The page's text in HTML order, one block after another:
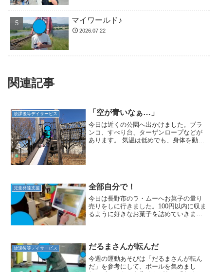
マイワールド♪
2026.07.22
関連記事
放課後等デイサービス 「空が青いなぁ…」
今日は近くの公園へ出かけました。ブラ
ンコ、すべり台、ターザンロープなどが
あります。 気温は低めでも、身体を動か
児童発達支援 全部自分で！
今日は長野市のラ・ムーへお菓子の量り
売りをしに行きました。100円以内に収ま
るように好きなお菓子を詰めていきま
の個性が現れます(*'...
放課後等デイサービス だるまさんが転んだ
今週の運動あそびは「だるまさんが転ん
だ」を参考にして、ボールを集めまし